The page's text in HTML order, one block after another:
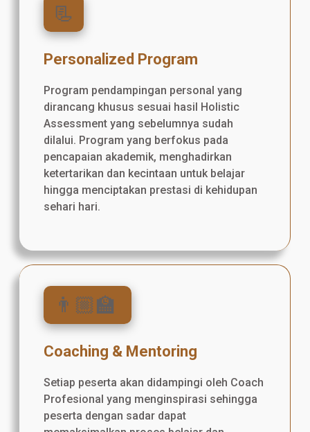
📃
Personalized Program
Program pendampingan personal yang
dirancang khusus sesuai hasil Holistic
Assessment yang sebelumnya sudah
dilalui. Program yang berfokus pada
pencapaian akademik, menghadirkan
ketertarikan dan kecintaan untuk belajar
hingga menciptakan prestasi di kehidupan
sehari hari.
👨🏼‍🏫
Coaching & Mentoring
Setiap peserta akan didampingi oleh Coach
Profesional yang menginspirasi sehingga
peserta dengan sadar dapat